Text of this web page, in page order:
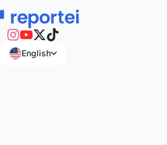
English